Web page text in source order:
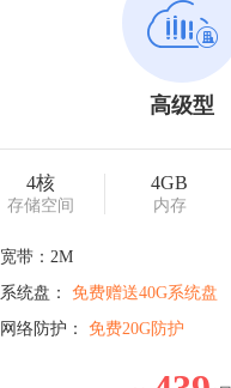
高级型
4核
存储空间
4GB
内存
宽带：2M
系统盘： 免费赠送40G系统盘
网络防护： 免费20G防护